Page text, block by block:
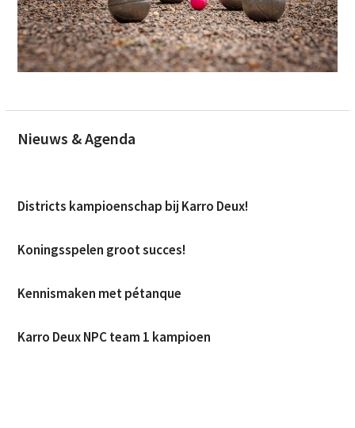
Nieuws &Agenda
Districts kampioenschap bij Karro Deux!
Koningsspelen groot succes!
Kennismaken met pétanque
Karro Deux NPC team 1 kampioen